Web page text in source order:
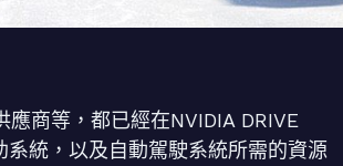
商等，都已經在NVIDIA DRIVE
統，以及自動駕駛系統所需的資源